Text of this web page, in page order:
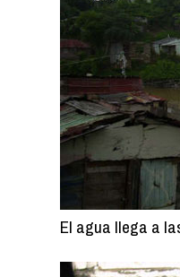
El agua llega a